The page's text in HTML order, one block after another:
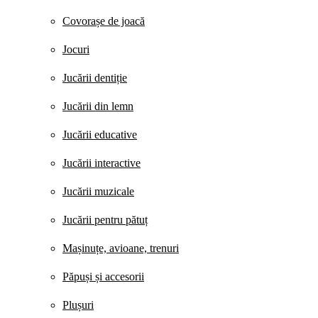
Covorașe de joacă
Jocuri
Jucării dentiție
Jucării din lemn
Jucării educative
Jucării interactive
Jucării muzicale
Jucării pentru pătuț
Mașinuțe, avioane, trenuri
Păpuși și accesorii
Plușuri